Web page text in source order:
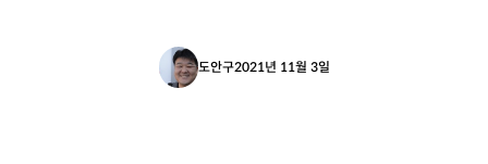
도안구2021년 11월 3일